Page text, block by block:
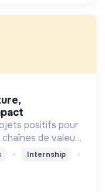
positifs pour
de valeur
Internship